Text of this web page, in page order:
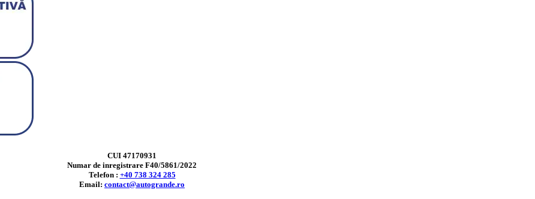
CUI 47170931
Numar de inregistrare F40/5861/2022
Telefon : +40 738 324 285
Email: contact@autogrande.ro